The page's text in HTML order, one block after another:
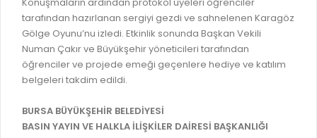
tarafından hazırlanan sergiyi gezdi ve sahnelenen Karagöz
Gölge Oyunu’nu izledi. Etkinlik sonunda Başkan Vekili
Numan Çakır ve Büyükşehir yöneticileri tarafından
öğrenciler ve projede emeği geçenlere hediye ve katılım
belgeleri takdim edildi.
BURSA BÜYÜKŞEHİR BELEDİYESİ
BASIN YAYIN VE HALKLA İLİŞKİLER DAİRESİ BAŞKANLIĞI